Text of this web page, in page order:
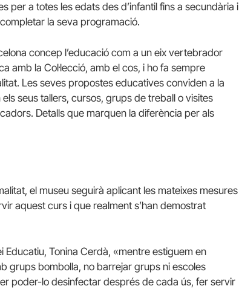
per a totes les edats des d’infantil fins a secundària i
la seva programació.
concep l’educació com a un eix vertebrador
amb la Col·lecció, amb el cos, i ho fa sempre
Les seves propostes educatives conviden a la
seus tallers, cursos, grups de treball o visites
Detalls que marquen la diferència per als
el museu seguirà aplicant les mateixes mesures
aquest curs i que realment s’han demostrat
Educatiu, Tonina Cerdà, «mentre estiguem en
grups bombolla, no barrejar grups ni escoles
poder-lo desinfectar després de cada ús, fer servir